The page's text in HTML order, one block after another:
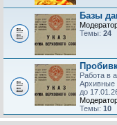
Базы
Темы: 24
Работа в
Архивные
до
Темы: 10